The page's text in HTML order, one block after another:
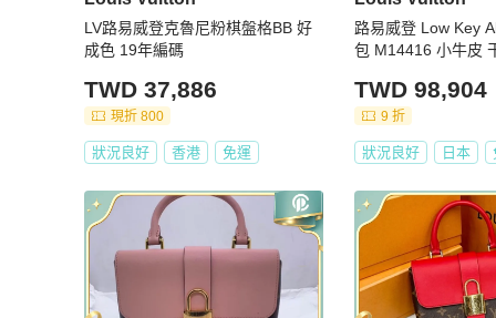
LV路易威登克魯尼粉棋盤格BB 好
成色 19年編碼
TWD 37,886
現折 800
狀況良好 香港 免運
路易威登 Low Key
包 M14416 小牛皮
TWD 98,904
9 折
狀況良好 日本